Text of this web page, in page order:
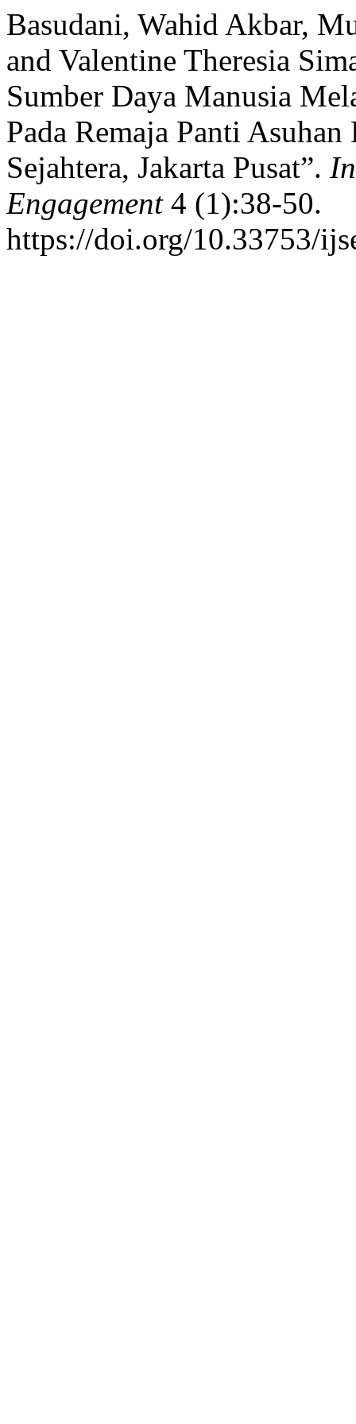
Basudani, Wahid Akbar,
and Valentine Theresia
Sumber Daya Manusia
Pada Remaja Panti
Sejahtera, Jakarta Pusat”.
Engagement4 (1):38-50.
https://doi.org/10.33753/